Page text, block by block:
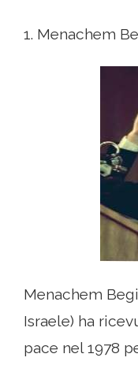
1. Menachem
Menachem
Israele) ha
pace nel 1978